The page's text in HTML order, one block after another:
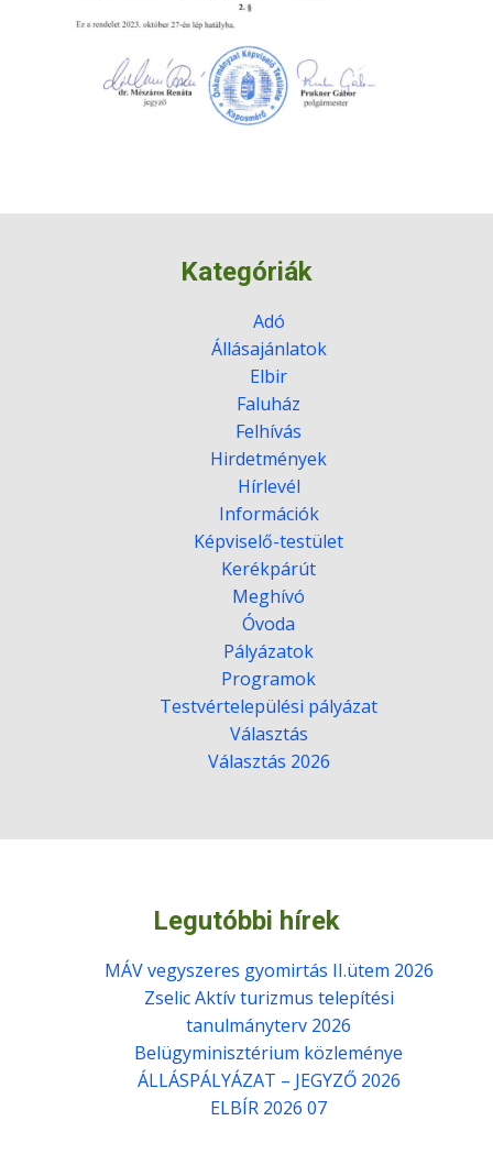
Kategóriák
Adó
Állásajánlatok
Elbir
Faluház
Felhívás
Hirdetmények
Hírlevél
Információk
Képviselő-testület
Kerékpárút
Meghívó
Óvoda
Pályázatok
Programok
Testvértelepülési pályázat
Választás
Választás 2026
Legutóbbi hírek
MÁV vegyszeres gyomirtás II.ütem 2026
Zselic Aktív turizmus telepítési
tanulmányterv 2026
Belügyminisztérium közleménye
ÁLLÁSPÁLYÁZAT – JEGYZŐ 2026
ELBÍR 2026 07